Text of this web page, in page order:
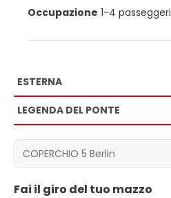
Occupazione 1-4 passeggeri
ESTERNA
LEGENDA DEL PONTE
Fai il giro del tuo mazzo